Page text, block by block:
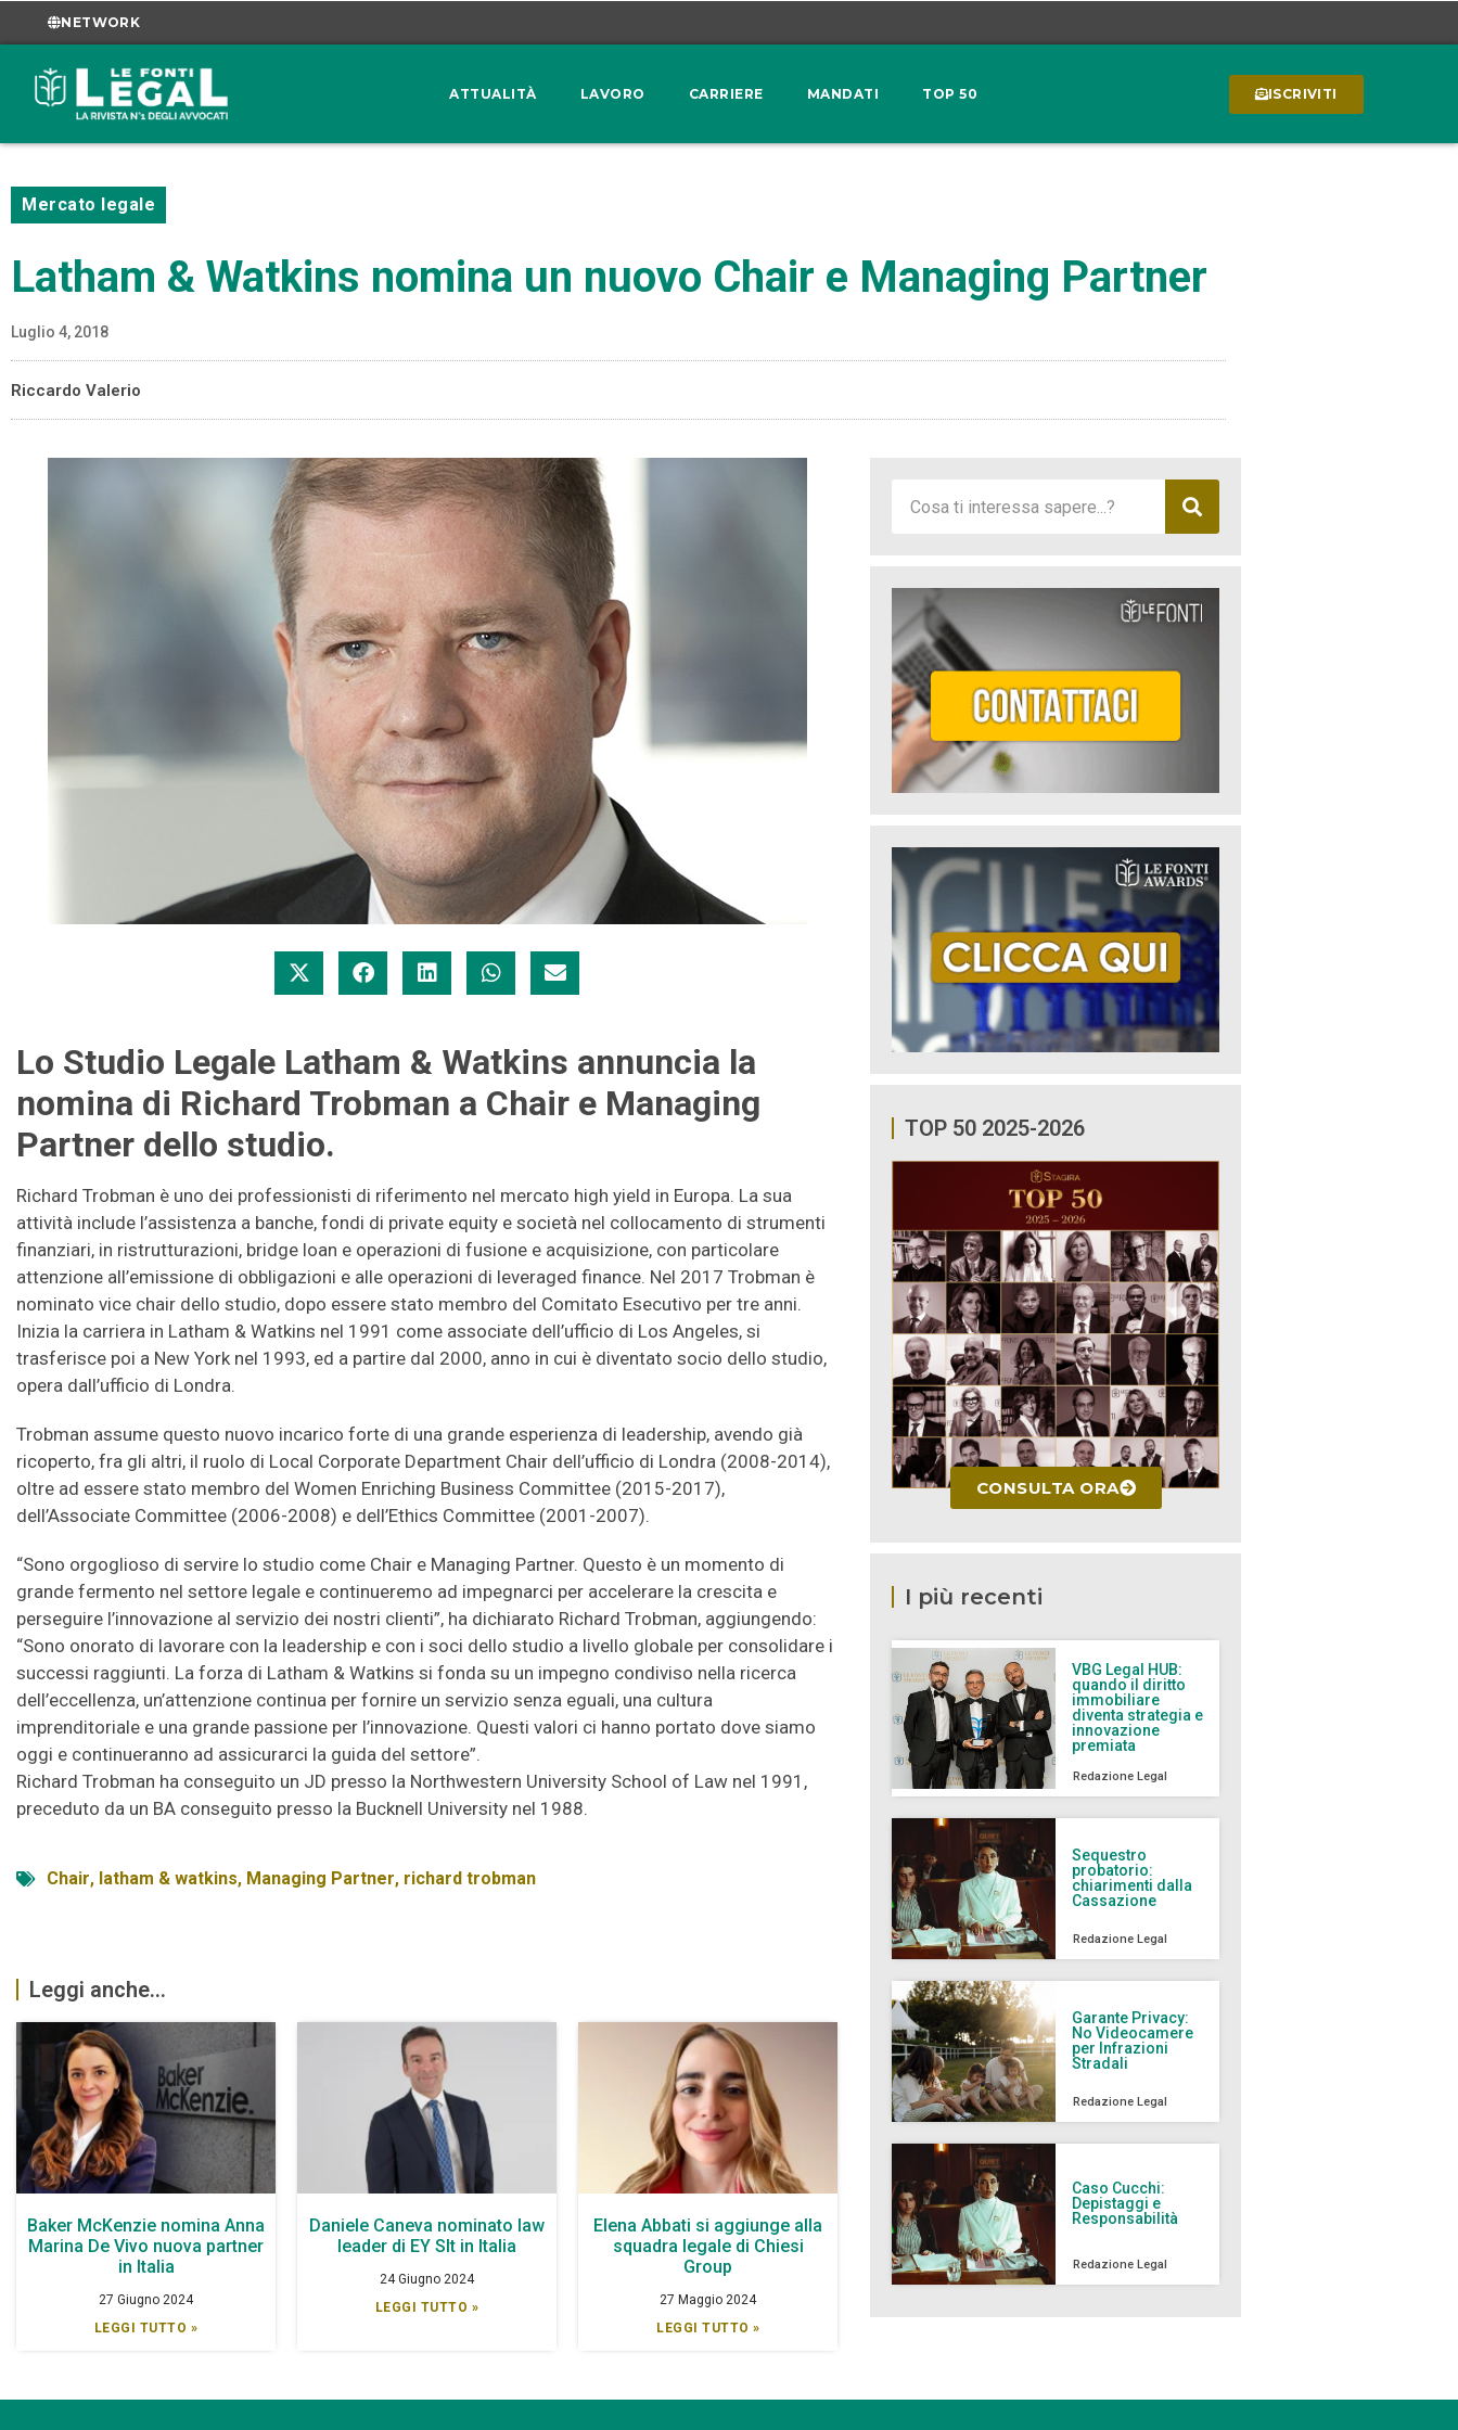
NETWORK
ATTUALITÀ LAVORO CARRIERE MANDATI TOP 50 ISCRIVITI
Mercato legale
Latham & Watkins nomina un nuovo Chair e Managing Partner
Luglio 4, 2018
Riccardo Valerio
Lo Studio Legale Latham & Watkins annuncia la
nomina di Richard Trobman a Chair e Managing
Partner dello studio.
Richard Trobman è uno dei professionisti di riferimento nel mercato high yield in Europa. La sua
attività include l’assistenza a banche, fondi di private equity e società nel collocamento di strumenti
finanziari, in ristrutturazioni, bridge loan e operazioni di fusione e acquisizione, con particolare
attenzione all’emissione di obbligazioni e alle operazioni di leveraged finance. Nel 2017 Trobman è
nominato vice chair dello studio, dopo essere stato membro del Comitato Esecutivo per tre anni.
Inizia la carriera in Latham & Watkins nel 1991 come associate dell’ufficio di Los Angeles, si
trasferisce poi a New York nel 1993, ed a partire dal 2000, anno in cui è diventato socio dello studio,
opera dall’ufficio di Londra.
Trobman assume questo nuovo incarico forte di una grande esperienza di leadership, avendo già
ricoperto, fra gli altri, il ruolo di Local Corporate Department Chair dell’ufficio di Londra (2008-2014),
oltre ad essere stato membro del Women Enriching Business Committee (2015-2017),
dell’Associate Committee (2006-2008) e dell’Ethics Committee (2001-2007).
“Sono orgoglioso di servire lo studio come Chair e Managing Partner. Questo è un momento di
grande fermento nel settore legale e continueremo ad impegnarci per accelerare la crescita e
perseguire l’innovazione al servizio dei nostri clienti”, ha dichiarato Richard Trobman, aggiungendo:
“Sono onorato di lavorare con la leadership e con i soci dello studio a livello globale per consolidare i
successi raggiunti. La forza di Latham & Watkins si fonda su un impegno condiviso nella ricerca
dell’eccellenza, un’attenzione continua per fornire un servizio senza eguali, una cultura
imprenditoriale e una grande passione per l’innovazione. Questi valori ci hanno portato dove siamo
oggi e continueranno ad assicurarci la guida del settore”.
Richard Trobman ha conseguito un JD presso la Northwestern University School of Law nel 1991,
preceduto da un BA conseguito presso la Bucknell University nel 1988.
Chair, latham & watkins, Managing Partner, richard trobman
Leggi anche...
Baker McKenzie nomina Anna
Marina De Vivo nuova partner
in Italia
27 Giugno 2024
LEGGI TUTTO »
Daniele Caneva nominato law
leader di EY Slt in Italia
24 Giugno 2024
LEGGI TUTTO »
Elena Abbati si aggiunge alla
squadra legale di Chiesi
Group
27 Maggio 2024
LEGGI TUTTO »
TOP 50 2025-2026
CONSULTA ORA
I più recenti
VBG Legal HUB:
quando il diritto
immobiliare
diventa strategia e
innovazione
premiata
Redazione Legal
Sequestro
probatorio:
chiarimenti dalla
Cassazione
Redazione Legal
Garante Privacy:
No Videocamere
per Infrazioni
Stradali
Redazione Legal
Caso Cucchi:
Depistaggi e
Responsabilità
Redazione Legal